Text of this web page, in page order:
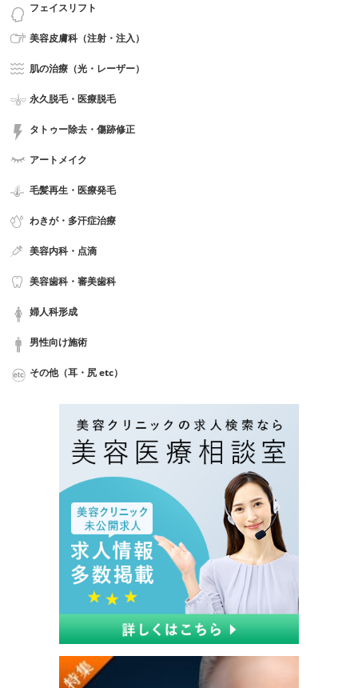
フェイスリフト
美容皮膚科（注射・注入）
肌の治療（光・レーザー）
永久脱毛・医療脱毛
タトゥー除去・傷跡修正
アートメイク
毛髪再生・医療発毛
わきが・多汗症治療
美容内科・点滴
美容歯科・審美歯科
婦人科形成
男性向け施術
その他（耳・尻 etc）